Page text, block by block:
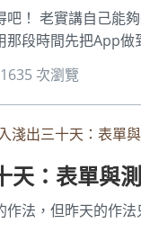
！ 老實講自己能
段時間先把App做
次瀏覽
淺出三十天：表單
天：表單
作法，但昨天的作